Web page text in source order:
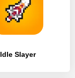
Idle Slayer